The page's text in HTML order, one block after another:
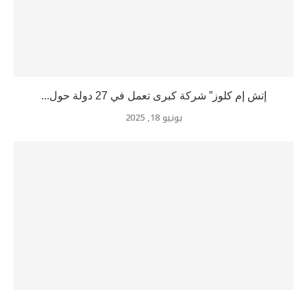
إتش إم كلوز” شركة كبرى تعمل في 27 دولة حول...
يونيو 18, 2025